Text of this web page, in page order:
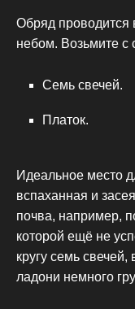
Обряд проводится
небом. Возьмите с
Семь свечей.
Платок.
Идеальное место
вспаханная и
почва, например,
которой ещё не
кругу семь
ладони немного